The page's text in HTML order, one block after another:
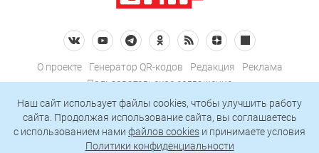
О проекте Генератор QR-кодов Редакция
Реклама
Пользовательское соглашение
Политика конфиденциальности
Подписаться на рассылку
Наш сайт использует файлы cookies, чтобы улучшить работу
сайта. Продолжая использование сайта, вы соглашаетесь
c использованием нами файлов cookies и принимаете условия
Политики конфиденциальности